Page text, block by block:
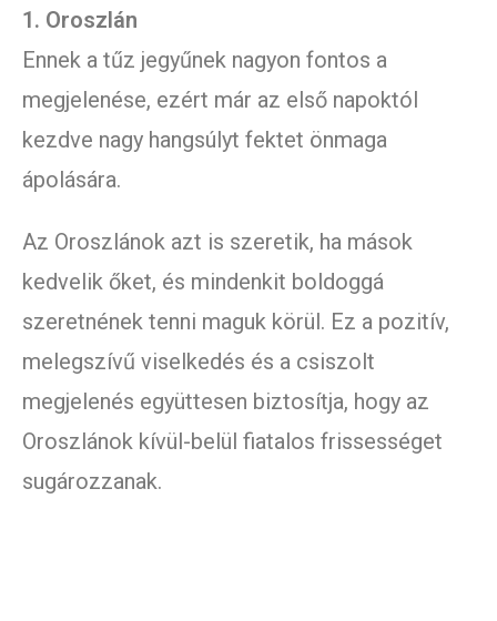
1. Oroszlán
Ennek a tűz jegyűnek nagyon fontos a
megjelenése, ezért már az első napoktól
kezdve nagy hangsúlyt fektet önmaga
ápolására.
Az Oroszlánok azt is szeretik, ha mások
kedvelik őket, és mindenkit boldoggá
szeretnének tenni maguk körül. Ez a pozitív,
melegszívű viselkedés és a csiszolt
megjelenés együttesen biztosítja, hogy az
Oroszlánok kívül-belül fiatalos frissességet
sugározzanak.